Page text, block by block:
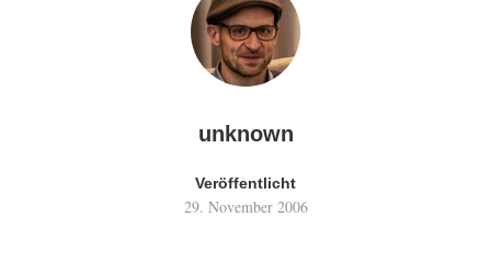
unknown
Veröffentlicht
29. November 2006